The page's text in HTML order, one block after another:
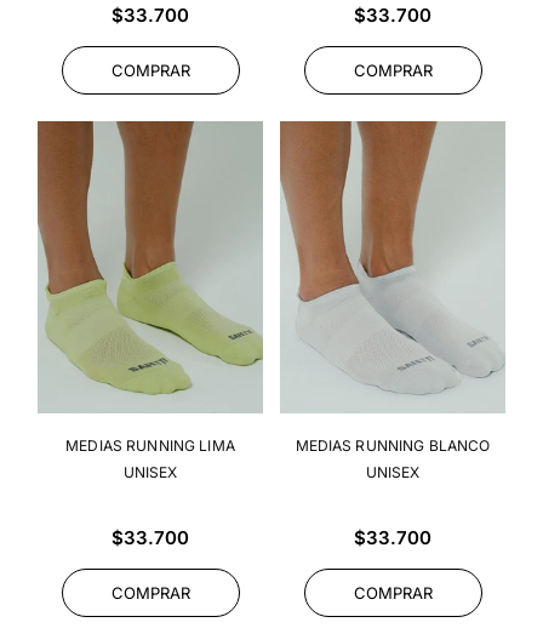
Precio
$33.700
COMPRAR
Precio
$33.700
COMPRAR
MEDIAS RUNNING LIMA
UNISEX
Precio
$33.700
COMPRAR
MEDIAS RUNNING BLANCO
UNISEX
Precio
$33.700
COMPRAR